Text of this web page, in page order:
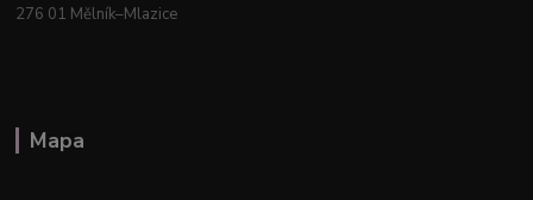
276 01 Mělník–Mlazice
Mapa